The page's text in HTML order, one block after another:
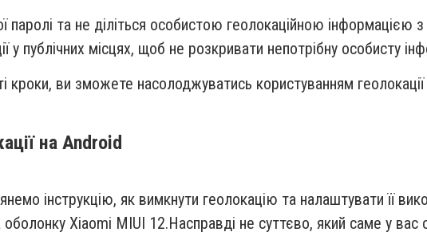
паролі та не діліться особистою геолокаційною
у публічних місцях, щоб не розкривати непотрібну особисту
кроки, ви зможете насолоджуватись користуванням
на Android
інструкцію, як вимкнути геолокацію та налаштувати її
Xiaomi MIUI 12.Насправді не суттєво, який саме у